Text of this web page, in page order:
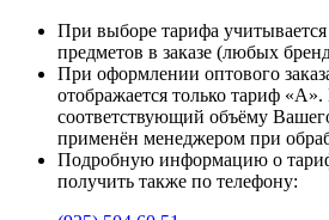
При выборе тарифа
предметов в заказе (любых
При оформлении оптового
отображается только тариф
соответствующий объёму Вашего
применён менеджером при
Подробную информацию о
получить также по телефону: